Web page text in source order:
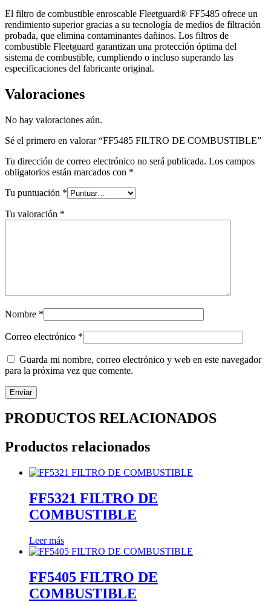
El filtro de combustible enroscable Fleetguard® FF5485 ofrece un
rendimiento superior gracias a su tecnología de medios de filtración
probada, que elimina contaminantes dañinos. Los filtros de
combustible Fleetguard garantizan una protección óptima del
sistema de combustible, cumpliendo o incluso superando las
especificaciones del fabricante original.
Valoraciones
No hay valoraciones aún.
Sé el primero en valorar “FF5485 FILTRO DE COMBUSTIBLE”
Tu dirección de correo electrónico no será publicada. Los campos
obligatorios están marcados con *
Tu puntuación *
Tu valoración *
Nombre *
Correo electrónico *
Guarda mi nombre, correo electrónico y web en este navegador
para la próxima vez que comente.
PRODUCTOS RELACIONADOS
Productos relacionados
FF5321 FILTRO DE
COMBUSTIBLE
Leer más
FF5405 FILTRO DE
COMBUSTIBLE